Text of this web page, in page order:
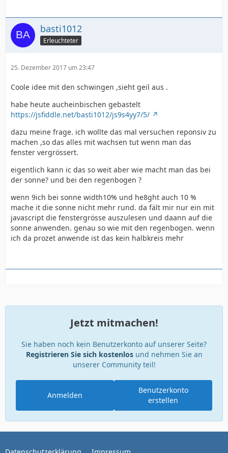
basti1012
Erleuchteter
25. Dezember 2017 um 23:47
Coole idee mit den schwingen ,sieht geil aus .
habe heute aucheinbischen gebastelt
https://jsfiddle.net/basti1012/js9s4yy7/5/
dazu meine frage. ich wollte das mal versuchen reponsiv zu
machen ,so das alles mit wachsen tut wenn man das
fenster vergrössert.
eigentlich kann ic das so weit aber wie macht man das bei
der sonne? und bei den regenbogen ?
wenn 9ich bei sonne width10% und he8ght auch 10 %
mache it die sonne nicht mehr rund. da fält mir nur ein mit
javascript die fenstergrösse auszulesen und daann auf die
sonne anwenden. genau so wie mit den regenbogen. wenn
ich da prozet anwende ist das kein halbkreis mehr
Jetzt mitmachen!
Sie haben noch kein Benutzerkonto auf unserer Seite?
Registrieren Sie sich kostenlosund nehmen Sie an
unserer Community teil!
Benutzerkonto
erstellen
Anmelden